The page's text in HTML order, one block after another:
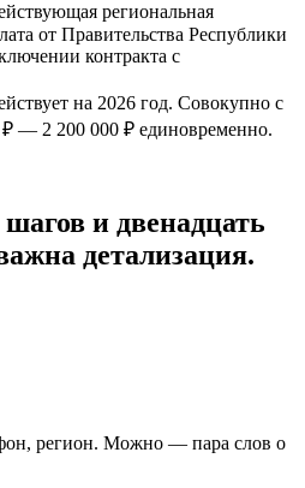
региональная
от Правительства Республики
контракта с
на 2026 год. Совокупно с
₽ — 2 200 000 ₽ единовременно.
и двенадцать
детализация.
регион. Можно — пара слов о